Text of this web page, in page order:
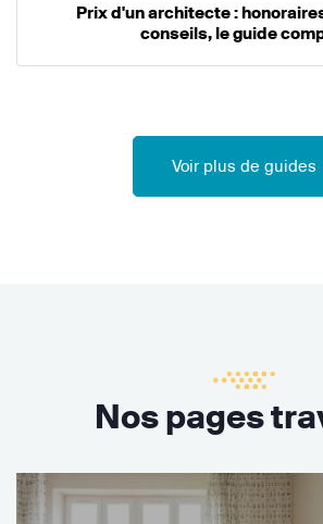
Prix d'un architecte :
conseils, le guide
Voir plus de guides
Nos pages